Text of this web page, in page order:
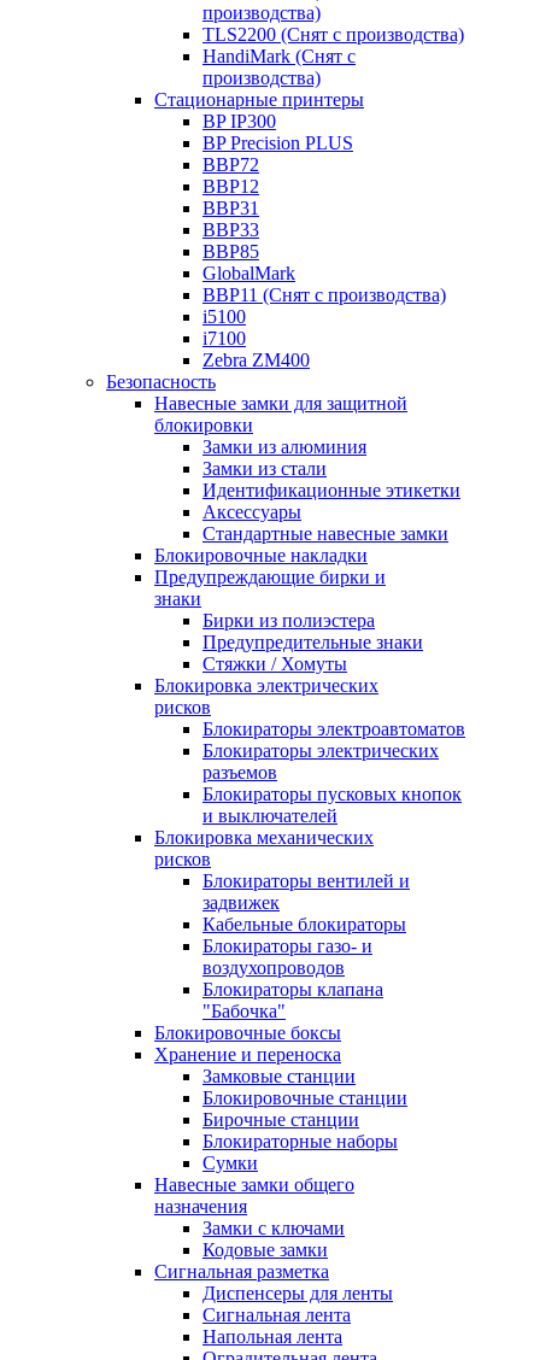
производства)
TLS2200 (Снят с производства)
HandiMark (Снят с
производства)
Стационарные принтеры
BP IP300
BP Precision PLUS
BBP72
BBP12
BBP31
BBP33
BBP85
GlobalMark
BBP11 (Снят с производства)
i5100
i7100
Zebra ZM400
Безопасность
Навесные замки для защитной
блокировки
Замки из алюминия
Замки из стали
Идентификационные этикетки
Аксессуары
Стандартные навесные замки
Блокировочные накладки
Предупреждающие бирки и
знаки
Бирки из полиэстера
Предупредительные знаки
Стяжки / Хомуты
Блокировка электрических
рисков
Блокираторы электроавтоматов
Блокираторы электрических
разъемов
Блокираторы пусковых кнопок
и выключателей
Блокировка механических
рисков
Блокираторы вентилей и
задвижек
Кабельные блокираторы
Блокираторы газо- и
воздухопроводов
Блокираторы клапана
"Бабочка"
Блокировочные боксы
Хранение и переноска
Замковые станции
Блокировочные станции
Бирочные станции
Блокираторные наборы
Сумки
Навесные замки общего
назначения
Замки с ключами
Кодовые замки
Сигнальная разметка
Диспенсеры для ленты
Сигнальная лента
Напольная лента